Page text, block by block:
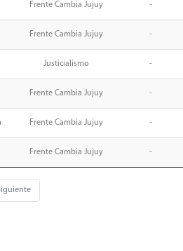
Frente Cambia Jujuy -
Frente Cambia Jujuy -
Justicialismo -
Frente Cambia Jujuy -
Frente Cambia Jujuy -
Frente Cambia Jujuy -